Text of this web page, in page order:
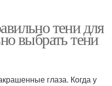
тени для
выбрать тени
глаза. Когда у